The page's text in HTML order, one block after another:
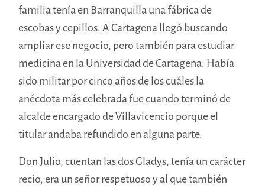
familia tenía en Barranquilla una fábrica de
escobas y cepillos. A Cartagena llegó buscando
ampliar ese negocio, pero también para estudiar
medicina en la Universidad de Cartagena. Había
sido militar por cinco años de los cuáles la
anécdota más celebrada fue cuando terminó de
alcalde encargado de Villavicencio porque el
titular andaba refundido en alguna parte.
Don Julio, cuentan las dos Gladys, tenía un carácter
recio, era un señor respetuoso y al que también